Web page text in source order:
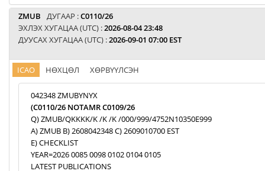
ZMUB ДУГААР :C0110/26
ЭХЛЭХ ХУГАЦАА (UTC) :2026-08-04 23:48
ДУУСАХ ХУГАЦАА (UTC) :2026-09-01 07:00 EST
ICAO НӨХЦӨЛ ХӨРВҮҮЛСЭН
042348 ZMUBYNYX
(C0110/26 NOTAMR C0109/26
Q) ZMUB/QKKKK/K /K /K /000/999/4752N10350E999
A) ZMUB B) 2608042348 C) 2609010700 EST
E) CHECKLIST
YEAR=2026 0085 0098 0102 0104 0105
LATEST PUBLICATIONS